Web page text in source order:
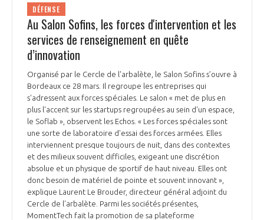
DÉFENSE
Au Salon Sofins, les forces d'intervention et les
services de renseignement en quête
d’innovation
Organisé par le Cercle de l'arbalète, le Salon Sofins s’ouvre à
Bordeaux ce 28 mars. Il regroupe les entreprises qui
s'adressent aux forces spéciales. Le salon « met de plus en
plus l'accent sur les startups regroupées au sein d'un espace,
le Soflab », observent les Echos. « Les forces spéciales sont
une sorte de laboratoire d'essai des forces armées. Elles
interviennent presque toujours de nuit, dans des contextes
et des milieux souvent difficiles, exigeant une discrétion
absolue et un physique de sportif de haut niveau. Elles ont
donc besoin de matériel de pointe et souvent innovant »,
explique Laurent Le Brouder, directeur général adjoint du
Cercle de l'arbalète. Parmi les sociétés présentes,
MomentTech fait la promotion de sa plateforme